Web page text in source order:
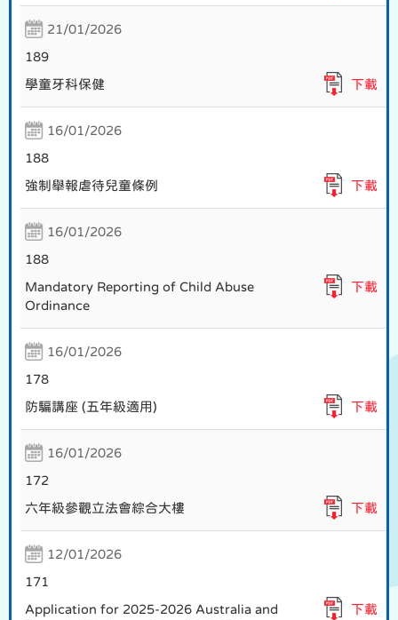
21/01/2026
189
學童牙科保健 下載
16/01/2026
188
強制舉報虐待兒童條例 下載
16/01/2026
188
Mandatory Reporting of Child Abuse
Ordinance
下載
16/01/2026
178
防騙講座 (五年級適用) 下載
16/01/2026
172
六年級參觀立法會綜合大樓 下載
12/01/2026
171
Application for 2025-2026 Australia and
下載